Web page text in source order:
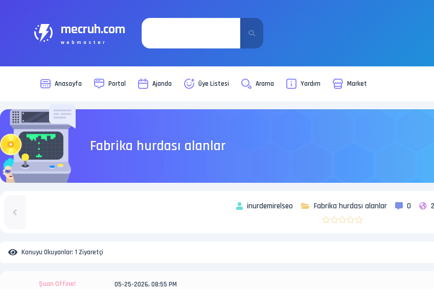
mecruh.com
webmaster
Anasayfa Portal Ajanda Üye Listesi Arama Yardım Market
Fabrika hurdası alanlar
inurdemirelseo Fabrika hurdası alanlar 0
Konuyu Okuyanlar: 1 Ziyaretçi
Şuan Offine! 05-25-2026, 08:55 PM